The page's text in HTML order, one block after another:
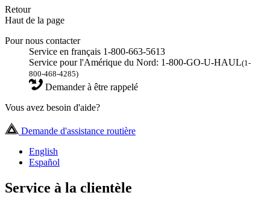
Retour
Haut de la page
Pour nous contacter
Service en français 1-800-663-5613
Service pour l'Amérique du Nord: 1-800-GO-U-HAUL(1-
800-468-4285)
Demander à être rappelé
Vous avez besoin d'aide?
Demande d'assistance routière
English
Español
Service à la clientèle